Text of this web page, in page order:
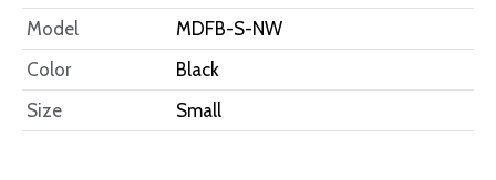
Model
MDFB-S-NW
Color
Black
Size
Small